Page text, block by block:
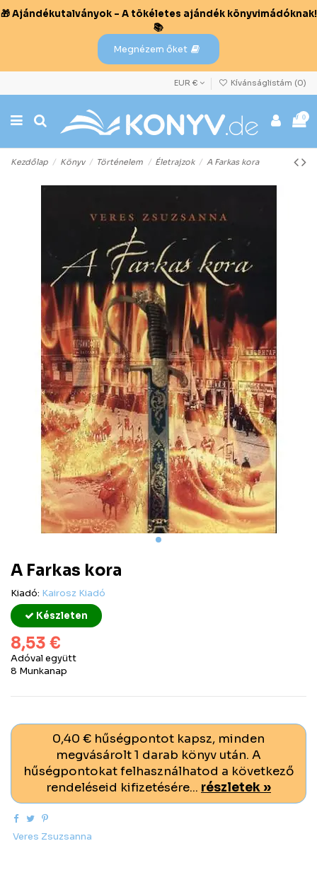
🎁 Ajándékutalványok – A tökéletes ajándék könyvimádóknak!
📚
Megnézem őket
EUR € Kívánságlistám (0)
0
Kezdőlap Könyv Történelem Életrajzok A Farkas kora
A Farkas kora
Kiadó: Kairosz Kiadó
Készleten
8,53 €
Adóval együtt
8 Munkanap
0,40 € hűségpontot kapsz, minden
megvásárolt 1 darab könyv után. A
hűségpontokat felhasználhatod a következő
rendeléseid kifizetésére... részletek »
Veres Zsuzsanna